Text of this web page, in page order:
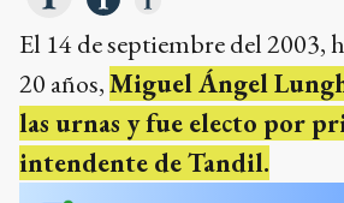
El 14 de septiembre del 2003,
20 años,Miguel Ángel
las urnas y fue electo por
intendente de Tandil.